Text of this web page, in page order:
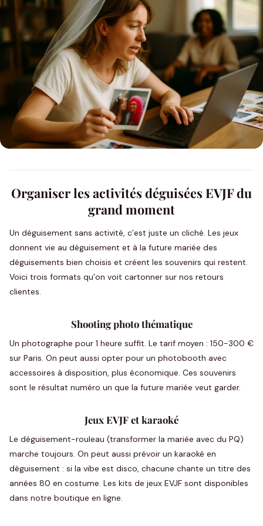
Organiser les activités déguisées EVJF du
grand moment
Un déguisement sans activité, c’est juste un cliché. Les jeux
donnent vie au déguisement et à la future mariée des
déguisements bien choisis et créent les souvenirs qui restent.
Voici trois formats qu’on voit cartonner sur nos retours
clientes.
Shooting photo thématique
Un photographe pour 1 heure suffit. Le tarif moyen : 150-300 €
sur Paris. On peut aussi opter pour un photobooth avec
accessoires à disposition, plus économique. Ces souvenirs
sont le résultat numéro un que la future mariée veut garder.
Jeux EVJF et karaoké
Le déguisement-rouleau (transformer la mariée avec du PQ)
marche toujours. On peut aussi prévoir un karaoké en
déguisement : si la vibe est disco, chacune chante un titre des
années 80 en costume. Les kits de jeux EVJF sont disponibles
dans notre boutique en ligne.